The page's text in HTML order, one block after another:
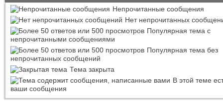
Непрочитанные сообщения
Нет непрочитанных
Популярная тема с
непрочитанными сообщениями
Популярная тема без
непрочитанных сообщений
Тема закрыта
В этой теме
ваши сообщения